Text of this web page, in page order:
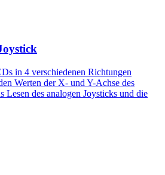
in 4 verschiedenen Richtungen
Werten der X- und Y-Achse des
Lesen des analogen Joysticks und die